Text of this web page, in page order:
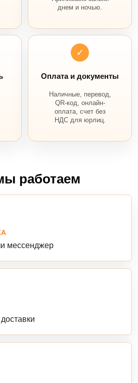
днем и ночью.
✓
Оплата и документы
Наличные, перевод,
QR-код, онлайн-
оплата, счет без
НДС для юрлиц.
работаем
мессенджер